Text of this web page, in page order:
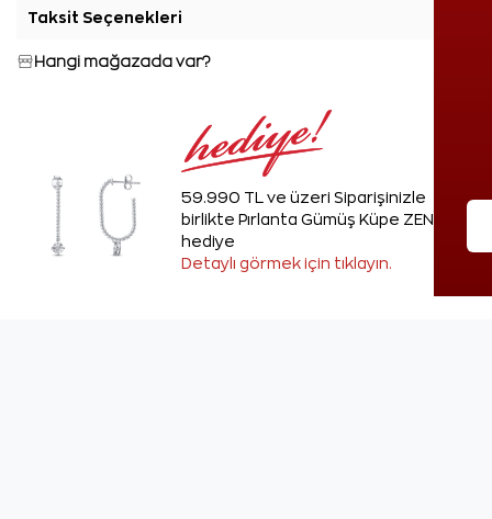
Taksit Seçenekleri
Hangi mağazada var?
59.990 TL ve üzeri Siparişinizle
birlikte Pırlanta Gümüş Küpe ZEN'den
hediye
Detaylı görmek için tıklayın.